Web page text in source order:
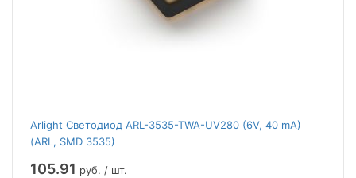
Arlight Светодиод ARL-3535-TWA-UV280 (6V, 40 mA)
(ARL, SMD 3535)
105.91 руб. / шт.